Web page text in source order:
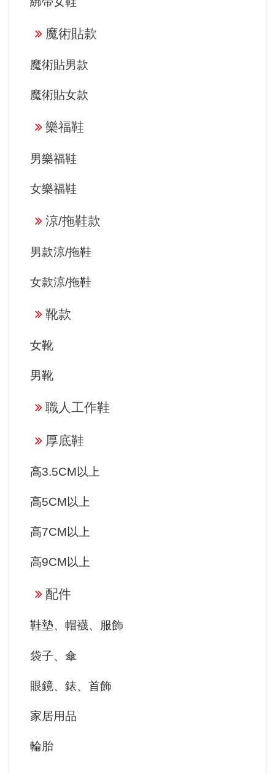
魔術貼款
魔術貼男款
魔術貼女款
樂福鞋
男樂福鞋
女樂福鞋
涼/拖鞋款
男款涼/拖鞋
女款涼/拖鞋
靴款
女靴
男靴
職人工作鞋
厚底鞋
高3.5CM以上
高5CM以上
高7CM以上
高9CM以上
配件
鞋墊、帽襪、服飾
袋子、傘
眼鏡、錶、首飾
家居用品
輪胎